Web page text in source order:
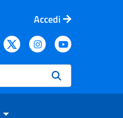
Accedi